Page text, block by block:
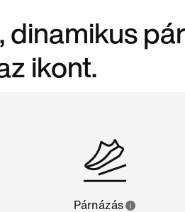
dinamikus
ikont.
Párnázás